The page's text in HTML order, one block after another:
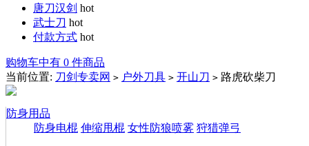
唐刀汉剑 hot
武士刀 hot
付款方式 hot
购物车中有 0 件商品
当前位置: 刀剑专卖网 > 户外刀具 > 开山刀 > 路虎砍柴刀
防身用品
防身电棍 伸缩甩棍 女性防狼喷雾 狩猎弹弓